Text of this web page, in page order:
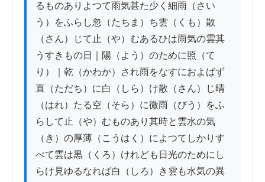
るものありよつて雨気甚た少く細雨（さい
う）をふらし忽（たちま）ち雲（くも）散
（さん）じて止（や）むあるひは雨気の雲其
うすきもの日｜陽（よう）のために照（て
り）｜乾（かわか）され雨をなすにおよばず
直（ただち）に白（しら）け散（さん）じ晴
（はれ）たる空（そら）に微雨（びう）をふ
らして止（や）むものあり其時と雲水の気
（き）の厚薄（こうはく）によつてしかりす
べて雲は黒（くろ）けれども日光のためにし
らけ見ゆるなれば白（しろ）き雲も水気の異